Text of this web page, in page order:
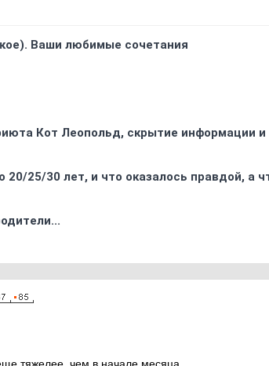
Ваши любимые сочетания
Кот Леопольд, скрытиe информации
25/30 лет, и что оказалось правдой, а